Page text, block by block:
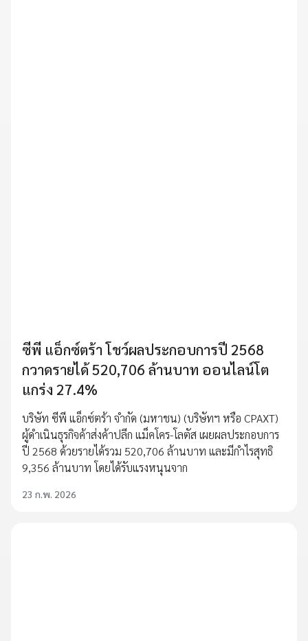
ซีพี แอ็กซ์ตร้า โชว์ผลประกอบการปี 2568
กวาดรายได้ 520,706 ล้านบาท ออนไลน์โต
แกร่ง 27.4%
บริษัท ซีพี แอ็กซ์ตร้า จำกัด (มหาชน) (บริษัทฯ หรือ CPAXT)
ผู้ดำเนินธุรกิจค้าส่งค้าปลีก แม็คโคร-โลตัส เผยผลประกอบการ
ปี 2568 ด้วยรายได้รวม 520,706 ล้านบาท และมีกำไรสุทธิ
9,356 ล้านบาท โดยได้รับแรงหนุนจาก
23 ก.พ. 2026